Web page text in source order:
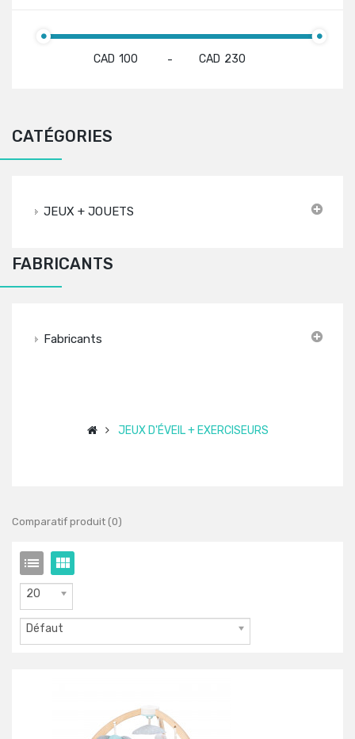
CAD - CAD
CATÉGORIES
JEUX + JOUETS
FABRICANTS
Fabricants
JEUX D'ÉVEIL + EXERCISEURS
Comparatif produit (0)
20
Défaut